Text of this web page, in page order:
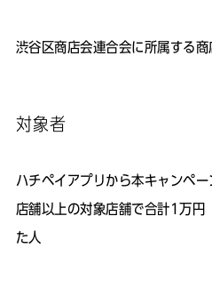
渋谷区商店会連合会に所属する
対象者
ハチペイアプリから本キャンペ
店舗以上の対象店舗で合計1万円
た人